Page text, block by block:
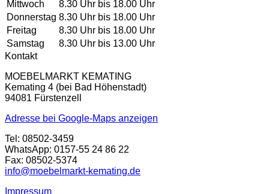
Mittwoch
8.30 Uhr bis 18.00 Uhr
Donnerstag 8.30 Uhr bis 18.00 Uhr
Freitag
8.30 Uhr bis 18.00 Uhr
Samstag
8.30 Uhr bis 13.00 Uhr
Kontakt
MOEBELMARKT KEMATING
Kemating 4 (bei Bad Höhenstadt)
94081 Fürstenzell
Adresse bei Google-Maps anzeigen
Tel: 08502-3459
WhatsApp: 0157-55 24 86 22
Fax: 08502-5374
info@moebelmarkt-kemating.de
Impressum